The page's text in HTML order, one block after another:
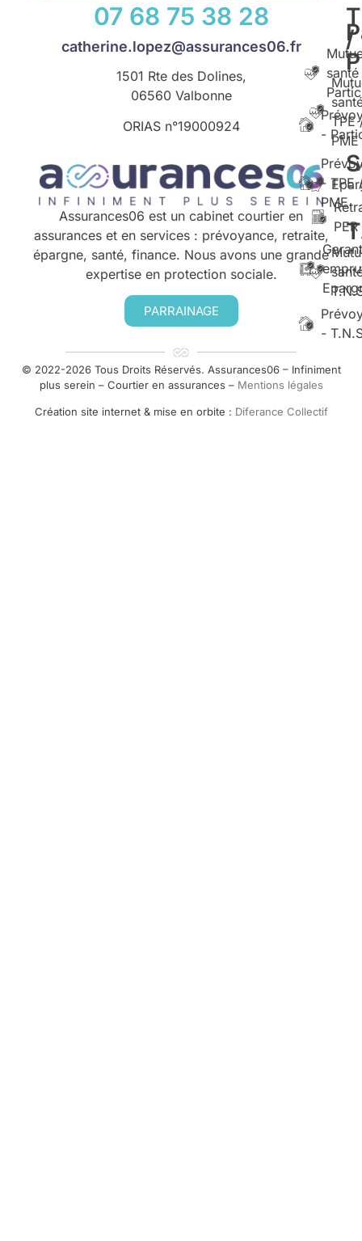
07 68 75 38 28
catherine.lopez@assurances06.fr
1501 Rte des Dolines,
06560 Valbonne
ORIAS n°19000924
Assurances06 est un cabinet courtier en
assurances et en services : prévoyance, retraite,
épargne, santé, finance. Nous avons une grande
expertise en protection sociale.
PARRAINAGE
/
TPE
PME
- TPE
PME
-
-
PER
© 2022-2026 Tous Droits Réservés. Assurances06 – Infiniment
plus serein – Courtier en assurances – Mentions légales
Création site internet & mise en orbite : Diferance Collectif